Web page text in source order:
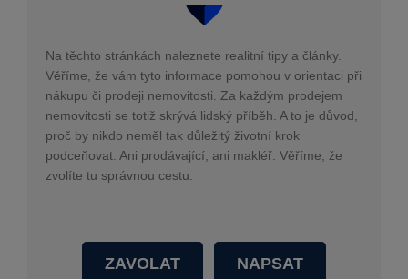
Na těchto stránkách naleznete realitní tipy a články.
Věříme, že vám tyto informace pomohou v orientaci při
nákupu či prodeji nemovitosti. Za každým prodejem
nemovitosti se totiž skrývá lidský příběh. A to je důvod,
proč by nikdo neměl tak důležitý životní krok
podceňovat. Ani prodávající, ani makléř. Věříme, že
zvolíte tu správnou cestu.
ZAVOLAT NAPSAT